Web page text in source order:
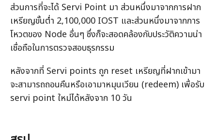
ส่วนการที่จะได้ Servi Point มา ส่วนหนึ่งมาจากการฝาก
เหรียญขั้นต่ำ 2,100,000 IOST และส่วนหนึ่งมาจากการ
โหวตของ Node อื่นๆ ซึ่งก็จะสอดคล้องกับประวัติความน่า
เชื่อถือในการตรวจสอบธุรกรรม
หลังจากที่ Servi points ถูก reset เหรียญที่ฝากเข้ามา
จะสามารถถอนคืนหรือเอามาหมุนเวียน (redeem) เพื่อรับ
servi point ใหม่ได้หลังจาก 10 วัน